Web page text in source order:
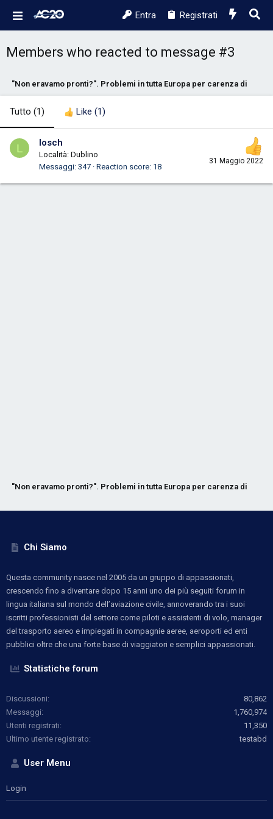
Entra Registrati
Members who reacted to message #3
"Non eravamo pronti?". Problemi in tutta Europa per carenza di
Tutto (1) Like (1)
L
31 Maggio 2022
losch
Località: Dublino
Messaggi 347 Reaction score 18
"Non eravamo pronti?". Problemi in tutta Europa per carenza di
Chi Siamo
Questa community nasce nel 2005 da un gruppo di appassionati,
crescendo fino a diventare dopo 15 anni uno dei più seguiti forum in
lingua italiana sul mondo dell’aviazione civile, annoverando tra i suoi
iscritti professionisti del settore come piloti e assistenti di volo, manager
del trasporto aereo e impiegati in compagnie aeree, aeroporti ed enti
pubblici oltre che una forte base di viaggiatori e semplici appassionati.
Statistiche forum
Discussioni
80,862
Messaggi
1,760,974
Utenti registrati
11,350
Ultimo utente registrato
testabd
User Menu
Login